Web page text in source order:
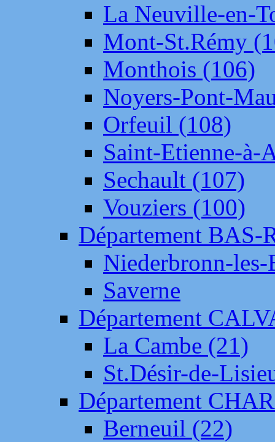
La Neuville-en-
Mont-St.Rémy
Monthois (106)
Noyers-Pont-
Orfeuil (108)
Saint-Etienne-à-
Sechault (107)
Vouziers (100)
Département BAS-
Niederbronn-
Saverne
Département
La Cambe (21)
St.Désir-de-
Département
Berneuil (22)